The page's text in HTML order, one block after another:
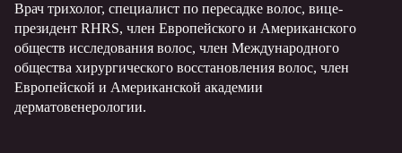
Врач трихолог, специалист по пересадке волос, вице-
президент RHRS, член Европейского и Американского
обществ исследования волос, член Международного
общества хирургического восстановления волос, член
Европейской и Американской академии
дерматовенерологии.